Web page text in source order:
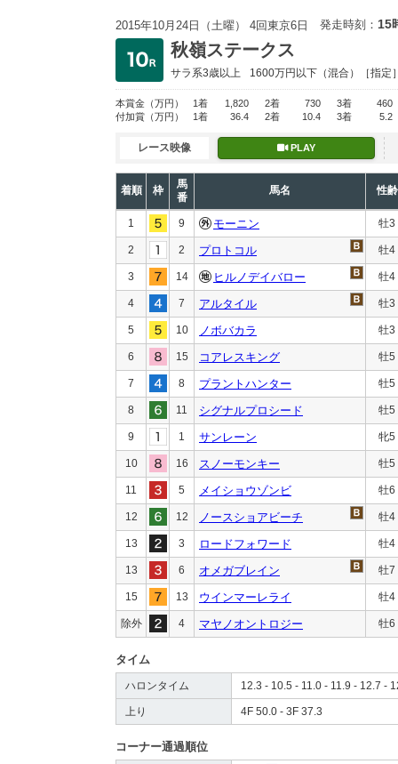
2015年10月24日（土曜） 4回東京6日 発走時刻： 15
秋嶺ステークス
サラ系3歳以上 1600万円以下 （混合）［指定
本賞金 （万円） 1着 1,820 2着 730 3着
460
付加賞 （万円） 1着 36.4 2着 10.4 3着 5.2
レース映像 PLAY
着順 枠
馬
番
馬名 性齢
1 9 モーニン 牡3
2 2 プロトコル 牡4
3 14 ヒルノデイバロー 牡4
4 7 アルタイル 牡3
5 10 ノボバカラ 牡3
6 15 コアレスキング 牡5
7 8 プラントハンター 牡5
8 11 シグナルプロシード 牡5
9 1 サンレーン 牝5
10 16 スノーモンキー 牡5
11 5 メイショウゾンビ 牡6
12 12 ノースショアビーチ 牡4
13 3 ロードフォワード 牡4
13 6 オメガブレイン 牡7
15 13 ウインマーレライ 牡4
除外 4 マヤノオントロジー 牡6
タイム
ハロンタイム 12.3 - 10.5 - 11.0 - 11.9 - 12.7 -
上り 4F 50.0 - 3F 37.3
コーナー通過順位